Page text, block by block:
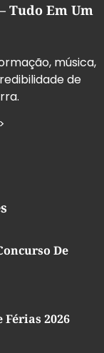
Tudo Em Um
música,
de
De
Férias 2026